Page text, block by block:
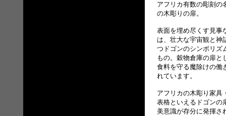
アフリカ有数の彫刻の
の木彫りの扉。
表面を埋め尽くす見事
は、壮大な宇宙観と神
つドゴンのシンボリズ
もの。穀物倉庫の扉と
食料を守る魔除けの働
れています。
アフリカの木彫り家具
表格といえるドゴンの
美意識が存分に発揮さ